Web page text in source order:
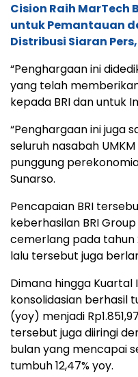
Cision Raih MarTech
untuk Pemantauan
Distribusi Siaran
“Penghargaan ini
yang telah
kepada BRI dan untuk
“Penghargaan ini juga
seluruh nasabah
punggung
Sunarso.
Pencapaian BRI
keberhasilan BRI
cemerlang pada tahun
lalu tersebut juga
Dimana hingga Kuartal
konsolidasian berhasil
(yoy) menjadi
tersebut juga diiringi
bulan yang mencapai
tumbuh 12,47% yoy.